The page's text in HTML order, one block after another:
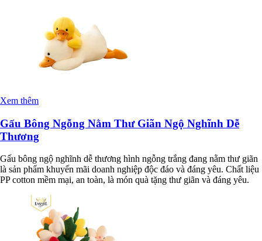
Xem thêm
Gấu Bông Ngỗng Nằm Thư Giãn Ngộ Nghĩnh Dễ
Thương
Gấu bông ngộ nghĩnh dễ thương hình ngỗng trắng đang nằm thư giãn
là sản phẩm khuyến mãi doanh nghiệp độc đáo và đáng yêu. Chất liệu
PP cotton mềm mại, an toàn, là món quà tặng thư giãn và đáng yêu.